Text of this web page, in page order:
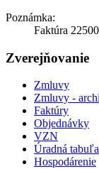
Poznámka:
Faktúra
Zverejňovanie
Zmluvy
Zmluvy -
Faktúry
Objednávky
VZN
Úradná tabuľa
Hospodárenie